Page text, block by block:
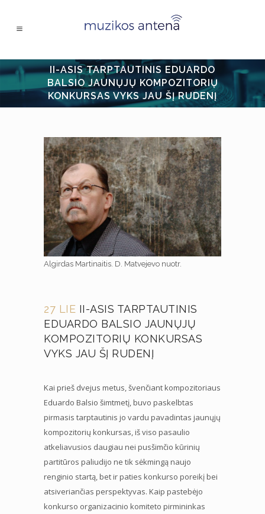
II-ASIS TARPTAUTINIS EDUARDO
BALSIO JAUNŲJŲ KOMPOZITORIŲ
KONKURSAS VYKS JAU ŠĮ RUDENĮ
Algirdas Martinaitis. D. Matvejevo nuotr.
27 LIE II-ASIS TARPTAUTINIS
EDUARDO BALSIO JAUNŲJŲ
KOMPOZITORIŲ KONKURSAS
VYKS JAU ŠĮ RUDENĮ
Kai prieš dvejus metus, švenčiant kompozitoriaus
Eduardo Balsio šimtmetį, buvo paskelbtas
pirmasis tarptautinis jo vardu pavadintas jaunųjų
kompozitorių konkursas, iš viso pasaulio
atkeliavusios daugiau nei pusšimčio kūrinių
partitūros paliudijo ne tik sėkmingą naujo
renginio startą, bet ir paties konkurso poreikį bei
atsiveriančias perspektyvas. Kaip pastebėjo
konkurso organizacinio komiteto pirmininkas